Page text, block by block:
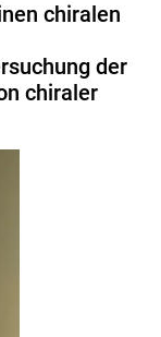
chiralen
der
chiraler